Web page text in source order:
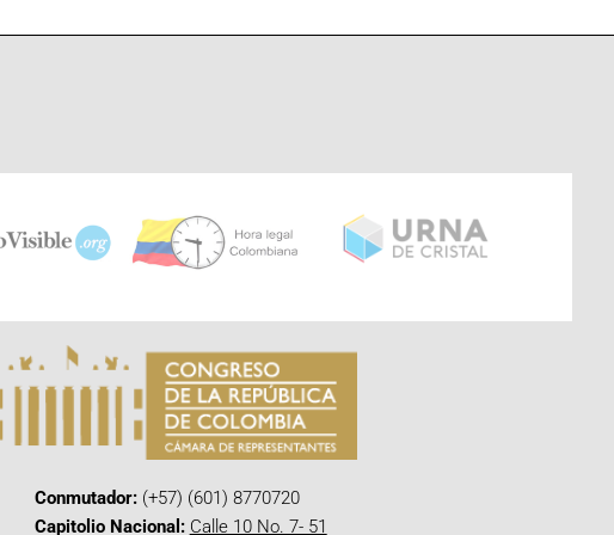
Conmutador:(+57) (601) 8770720
Capitolio Nacional: Calle 10 No. 7- 51